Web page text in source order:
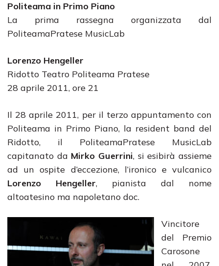
Politeama in Primo Piano
La prima rassegna organizzata dal
PoliteamaPratese MusicLab
Lorenzo Hengeller
Ridotto Teatro Politeama Pratese
28 aprile 2011, ore 21
Il 28 aprile 2011, per il terzo appuntamento con
Politeama in Primo Piano, la resident band del
Ridotto, il PoliteamaPratese MusicLab
capitanato da Mirko Guerrini, si esibirà assieme
ad un ospite d’eccezione, l’ironico e vulcanico
Lorenzo Hengeller, pianista dal nome
altoatesino ma napoletano doc.
Vincitore
del Premio
Carosone